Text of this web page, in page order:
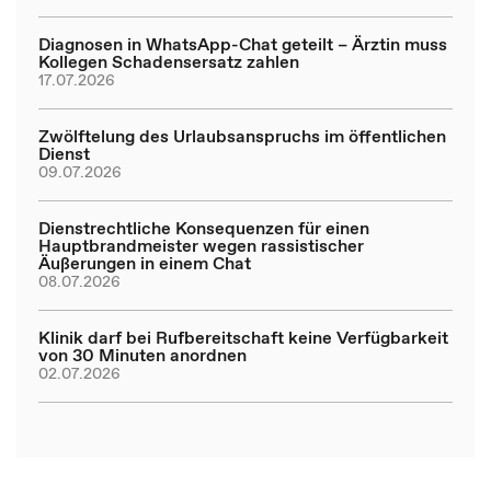
Diagnosen in WhatsApp-Chat geteilt – Ärztin muss
Kollegen Schadensersatz zahlen
17.07.2026
Zwölftelung des Urlaubsanspruchs im öffentlichen
Dienst
09.07.2026
Dienstrechtliche Konsequenzen für einen
Hauptbrandmeister wegen rassistischer
Äußerungen in einem Chat
08.07.2026
Klinik darf bei Rufbereitschaft keine Verfügbarkeit
von 30 Minuten anordnen
02.07.2026